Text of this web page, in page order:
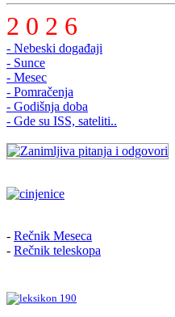
2 0 2 6
- Nebeski događaji
- Sunce
- Mesec
- Pomračenja
- Godišnja doba
- Gde su ISS, sateliti..
- Rečnik Meseca
- Rečnik teleskopa